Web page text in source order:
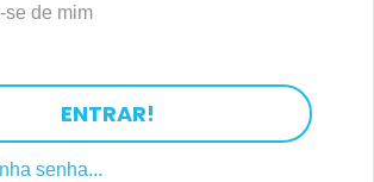
se de mim
ENTRAR!
senha...